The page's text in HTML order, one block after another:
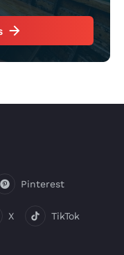
Pinterest
X TikTok